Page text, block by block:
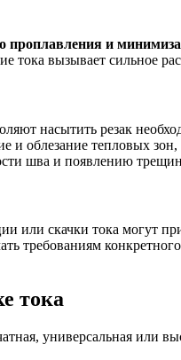
и
тока вызывает сильное
насытить резак
облезание тепловых зон,
шва и появлению
или скачки тока могут
требованиям
тока
универсальная или